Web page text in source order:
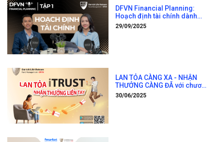
DFVN Financial Planning:
Hoạch định tài chính dành
cho mọi nhà đầu tư
29/09/2025
LAN TỎA CÀNG XA - NHẬN
THƯỞNG CÀNG ĐÃ với chương
trình “LAN TỎA iTRUST –
NHẬN THƯỞNG LIỀN TAY 2025
30/06/2025